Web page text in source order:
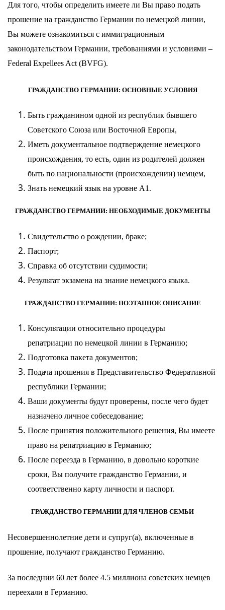
Для того, чтобы определить имеете ли Вы право подать
прошение на гражданство Германии по немецкой линии,
Вы можете ознакомиться с иммиграционным
законодательством Германии, требованиями и условиями –
Federal Expellees Act (BVFG).
ГРАЖДАНСТВО ГЕРМАНИИ: ОСНОВНЫЕ УСЛОВИЯ
Быть гражданином одной из республик бывшего
Советского Союза или Восточной Европы,
Иметь документальное подтверждение немецкого
происхождения, то есть, один из родителей должен
быть по национальности (происхождении) немцем,
Знать немецкий язык на уровне А1.
ГРАЖДАНСТВО ГЕРМАНИИ: НЕОБХОДИМЫЕ ДОКУМЕНТЫ
Свидетельство о рождении, браке;
Паспорт;
Справка об отсутствии судимости;
Результат экзамена на знание немецкого языка.
ГРАЖДАНСТВО ГЕРМАНИИ: ПОЭТАПНОЕ ОПИСАНИЕ
Консультации относительно процедуры
репатриации по немецкой линии в Германию;
Подготовка пакета документов;
Подача прошения в Представительство Федеративной
республики Германии;
Ваши документы будут проверены, после чего будет
назначено личное собеседование;
После принятия положительного решения, Вы имеете
право на репатриацию в Германию;
После переезда в Германию, в довольно короткие
сроки, Вы получите гражданство Германии, и
соответственно карту личности и паспорт.
ГРАЖДАНСТВО ГЕРМАНИИ ДЛЯ ЧЛЕНОВ СЕМЬИ
Несовершеннолетние дети и супруг(а), включенные в
прошение, получают гражданство Германию.
За последнии 60 лет более 4.5 миллиона советских немцев
переехали в Германию.